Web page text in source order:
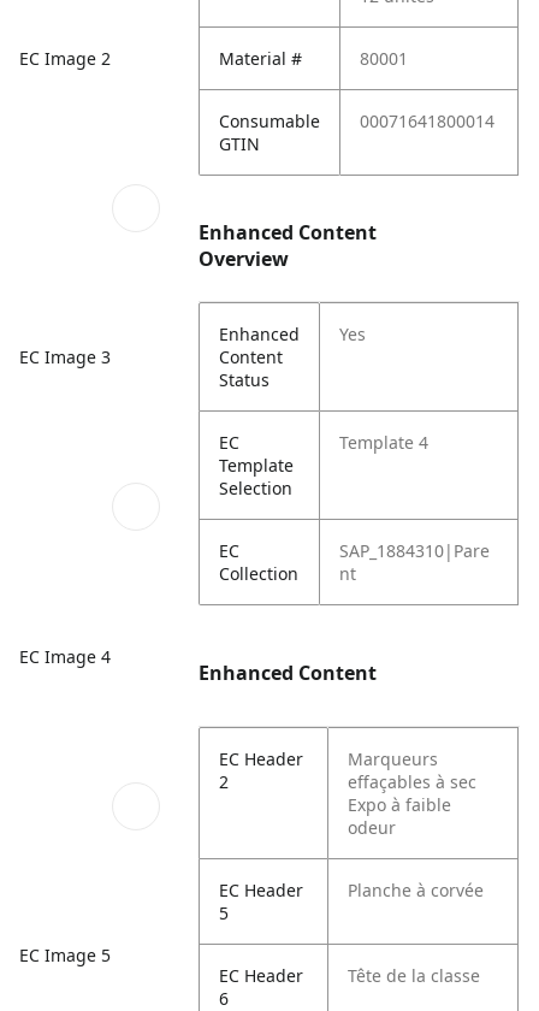
EC Image 2
EC Image 3
EC Image 4
EC Image 5
Material # 80001
Consumable
GTIN
00071641800014
Enhanced Content
Overview
Enhanced
Content
Status
Yes
EC
Template
Selection
Template 4
EC
Collection
SAP_1884310|Pare
nt
Enhanced Content
EC Header
2
Marqueurs
effaçables à sec
Expo à faible
odeur
EC Header
5
Planche à corvée
EC Header
6
Tête de la classe